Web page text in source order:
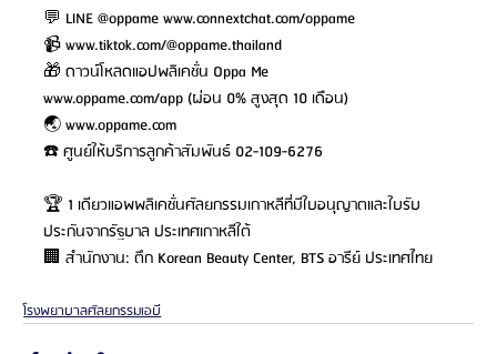
💬 LINE @oppame www.connextchat.com/oppame
📹 www.tiktok.com/@oppame.thailand
🎁 ดาวน์โหลดแอปพลิเคชั่น Oppa Me
www.oppame.com/app (ผ่อน 0% สูงสุด 10 เดือน)
🌏 www.oppame.com
☎️ ศูนย์ให้บริการลูกค้าสัมพันธ์ 02-109-6276
🏆 1 เดียวแอพพลิเคชั่นศัลยกรรมเกาหลีที่มีใบอนุญาตและใบรับ
ประกันจากรัฐบาล ประเทศเกาหลีใต้
🏢 สำนักงาน: ตึก Korean Beauty Center, BTS อารีย์ ประเทศไทย
โรงพยาบาลศัลยกรรมเอบี